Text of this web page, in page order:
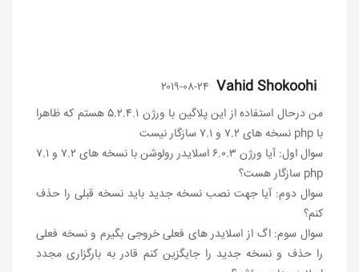
Vahid Shokoohi ۲۰۱۹-۰۸-۲۴
من درحال استفاده از این پلاگین با ورژن ۵.۲.۴.۱ هستم که ظاهرا
با php نسخه های ۷.۲ و ۷.۱ سازگار نیست
سوال اول: آیا ورژن ۶.۰.۳ اسلایدر رولوشن با نسخه های ۷.۲ و ۷.۱
php سازگار هست؟
سوال دوم: آیا جهت نصب نسخه جدید باید نسخه قبلی را حذف
کنم؟
سوال سوم: اگ از اسلایدر های فعلی خروجی بگیرم و نسخه فعلی
را حذف و نسخه جدید را جایگزین کنم قادر به بارگزاری مجدد